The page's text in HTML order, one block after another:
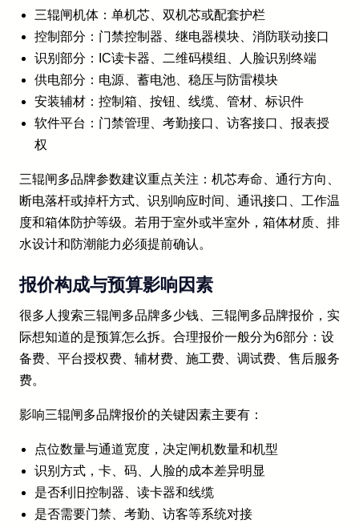
三辊闸机体：单机芯、双机芯或配套护栏
控制部分：门禁控制器、继电器模块、消防联动接口
识别部分：IC读卡器、二维码模组、人脸识别终端
供电部分：电源、蓄电池、稳压与防雷模块
安装辅材：控制箱、按钮、线缆、管材、标识件
软件平台：门禁管理、考勤接口、访客接口、报表授
权
三辊闸多品牌参数建议重点关注：机芯寿命、通行方向、
断电落杆或掉杆方式、识别响应时间、通讯接口、工作温
度和箱体防护等级。若用于室外或半室外，箱体材质、排
水设计和防潮能力必须提前确认。
报价构成与预算影响因素
很多人搜索三辊闸多品牌多少钱、三辊闸多品牌报价，实
际想知道的是预算怎么拆。合理报价一般分为6部分：设
备费、平台授权费、辅材费、施工费、调试费、售后服务
费。
影响三辊闸多品牌报价的关键因素主要有：
点位数量与通道宽度，决定闸机数量和机型
识别方式，卡、码、人脸的成本差异明显
是否利旧控制器、读卡器和线缆
是否需要门禁、考勤、访客等系统对接